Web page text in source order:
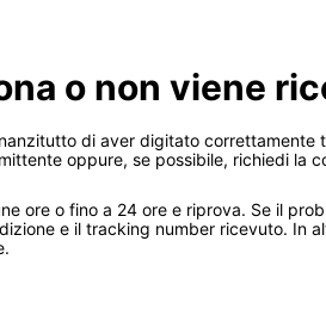
o non viene
di aver digitato
oppure, se possibile, richiedi la
ore o fino a 24 ore e riprova. Se il
e il tracking number ricevuto. In